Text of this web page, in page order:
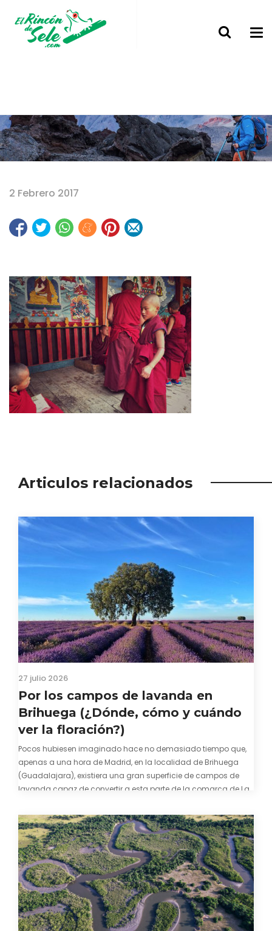
2 Febrero 2017
Articulos relacionados
27 julio 2026
Por los campos de lavanda en
Brihuega (¿Dónde, cómo y cuándo
ver la floración?)
Pocos hubiesen imaginado hace no demasiado tiempo que,
apenas a una hora de Madrid, en la localidad de Brihuega
(Guadalajara), existiera una gran superficie de campos de
lavanda capaz de convertir a esta parte de la comarca de La